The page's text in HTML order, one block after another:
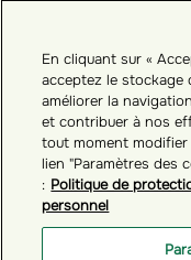
En cliquant sur «
acceptez le stockage
améliorer la
et contribuer à nos
tout moment
lien "Paramètres des
: Politique de
personnel